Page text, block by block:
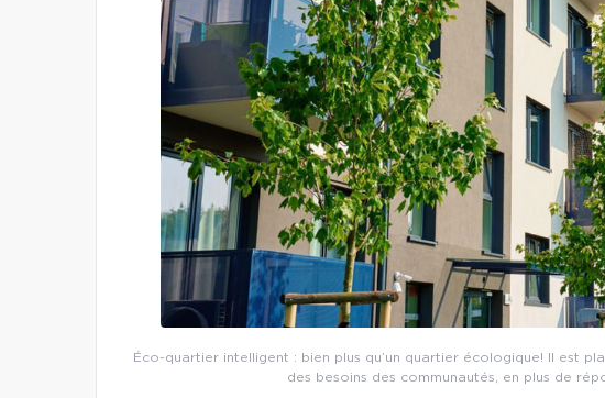
Éco-quartier intelligent : bien plus qu’un quartier écologique! Il est
des besoins des communautés, en plus de